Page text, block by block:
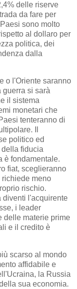
delle riserve
da fare per
sono molto
al dollaro per
politica, dei
dalla
o l'Oriente saranno
si sarà
il sistema
monetari che
tenteranno di
Il
politico ed
fiducia
è fondamentale.
fiat, sceglieranno
meno
rischio.
diventi l'acquirente
i leader
delle materie prime
e il credito è
scarso al mondo
affidabile e
la Russia
sua economia.